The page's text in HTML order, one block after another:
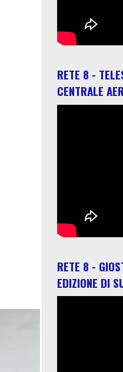
RETE 8 -
CENTRALE
RETE 8 -
EDIZIONE DI